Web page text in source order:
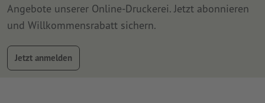
Angebote unserer Online-Druckerei. Jetzt abonnieren
und Willkommensrabatt sichern.
Jetzt anmelden